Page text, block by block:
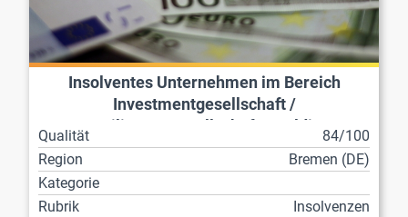
Insolventes Unternehmen im Bereich
Investmentgesellschaft /
Beteiligungsgesellschaft / Holding
Qualität
84/100
Region
Bremen (DE)
Kategorie
Rubrik
Insolvenzen